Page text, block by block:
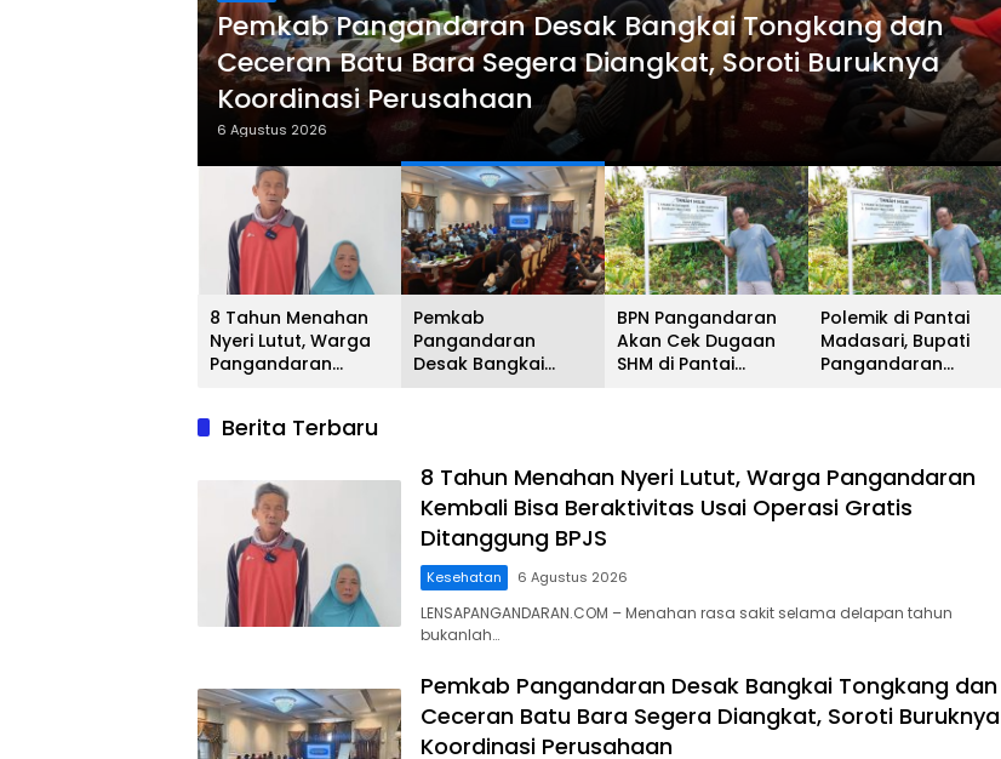
Pemkab Pangandaran Desak Bangkai Tongkang dan
Ceceran Batu Bara Segera Diangkat, Soroti Buruknya
Koordinasi Perusahaan
6 Agustus 2026
8 Tahun Menahan
Nyeri Lutut, Warga
Pangandaran
Operasi Gratis
Pemkab
Pangandaran
Desak Bangkai
Tongkang dan
Koordinasi
Perusahaan
BPN Pangandaran
Akan Cek Dugaan
SHM di Pantai
Polemik di Pantai
Madasari, Bupati
Pangandaran
Berita Terbaru
8 Tahun Menahan Nyeri Lutut, Warga Pangandaran
Kembali Bisa Beraktivitas Usai Operasi Gratis
Ditanggung BPJS
Kesehatan 6 Agustus 2026
LENSAPANGANDARAN.COM – Menahan rasa sakit selama delapan tahun
bukanlah…
Pemkab Pangandaran Desak Bangkai Tongkang dan
Ceceran Batu Bara Segera Diangkat, Soroti Buruknya
Koordinasi Perusahaan